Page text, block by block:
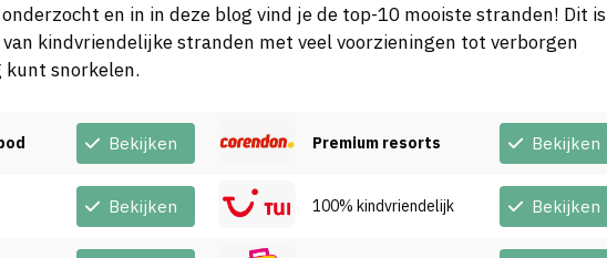
en in in deze blog vind je de top-10 mooiste stranden! Dit is
kindvriendelijke stranden met veel voorzieningen tot verborgen
kunt snorkelen.
Bekijken
Bekijken
Premium resorts Bekijken
100% kindvriendelijk Bekijken